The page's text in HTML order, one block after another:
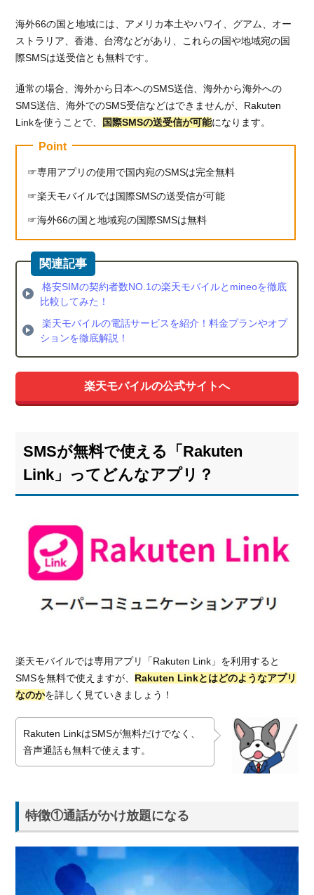
特徴①
海外で
も2GB
まで使
3.2.2.
特徴②
場でも
ポイン
トが＋
UN-
LIMITの
注意点
注意
点①
楽天
回線
アは
どに
限ら
れて
注意
点②
動作
確認
末が
5.
モ
バ
イ
ル
え
る
手
5.1.
海外66の国と地域には、アメリカ本土やハワイ、グアム、オー
ストラリア、香港、台湾などがあり、これらの国や地域宛の国
際SMSは送受信とも無料です。
通常の場合、海外から日本へのSMS送信、海外から海外への
SMS送信、海外でのSMS受信などはできませんが、Rakuten
Linkを使うことで、
国際SMSの送受信が可能になります。
Point
専用アプリの使用で国内宛のSMSは完全無料
楽天モバイルでは国際SMSの送受信が可能
海外66の国と地域宛の国際SMSは無料
格安SIMの契約者数NO.1の楽天モバイルとmineoを徹底
比較してみた！
楽天モバイルの電話サービスを紹介！料金プランやオプ
ションを徹底解説！
楽天モバイルの公式サイトへ
SMSが無料で使える「Rakuten
Link」ってどんなアプリ？
楽天モバイルでは専用アプリ「Rakuten Link」を利用すると
SMSを無料で使えますが、 Rakuten Linkとはどのようなアプリ
なのかを詳しく見ていきましょう！
Rakuten LinkはSMSが無料だけでなく、
音声通話も無料で使えます。
特徴①通話がかけ放題になる